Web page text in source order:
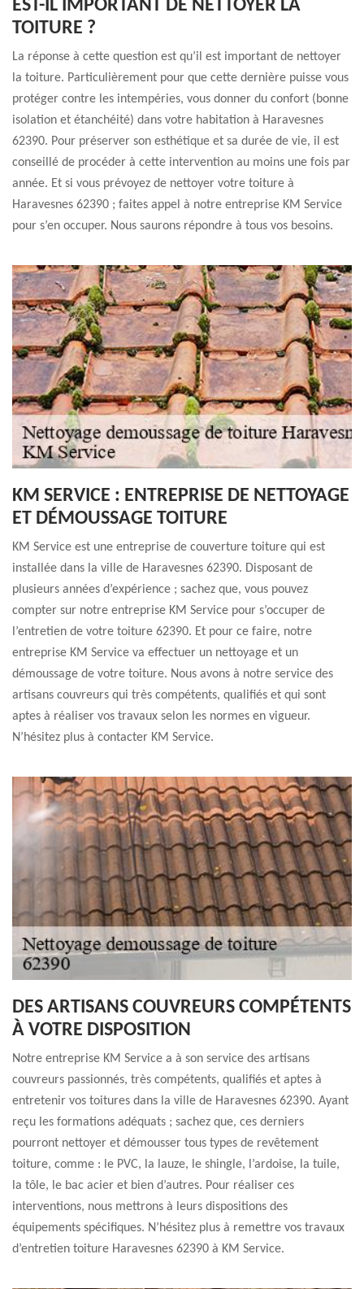
EST-IL IMPORTANT DE NETTOYER LA
TOITURE ?
La réponse à cette question est qu’il est important de nettoyer
la toiture. Particulièrement pour que cette dernière puisse vous
protéger contre les intempéries, vous donner du confort (bonne
isolation et étanchéité) dans votre habitation à Haravesnes
62390. Pour préserver son esthétique et sa durée de vie, il est
conseillé de procéder à cette intervention au moins une fois par
année. Et si vous prévoyez de nettoyer votre toiture à
Haravesnes 62390 ; faites appel à notre entreprise KM Service
pour s’en occuper. Nous saurons répondre à tous vos besoins.
KM SERVICE : ENTREPRISE DE NETTOYAGE
ET DÉMOUSSAGE TOITURE
KM Service est une entreprise de couverture toiture qui est
installée dans la ville de Haravesnes 62390. Disposant de
plusieurs années d’expérience ; sachez que, vous pouvez
compter sur notre entreprise KM Service pour s’occuper de
l’entretien de votre toiture 62390. Et pour ce faire, notre
entreprise KM Service va effectuer un nettoyage et un
démoussage de votre toiture. Nous avons à notre service des
artisans couvreurs qui très compétents, qualifiés et qui sont
aptes à réaliser vos travaux selon les normes en vigueur.
N’hésitez plus à contacter KM Service.
DES ARTISANS COUVREURS COMPÉTENTS
À VOTRE DISPOSITION
Notre entreprise KM Service a à son service des artisans
couvreurs passionnés, très compétents, qualifiés et aptes à
entretenir vos toitures dans la ville de Haravesnes 62390. Ayant
reçu les formations adéquats ; sachez que, ces derniers
pourront nettoyer et démousser tous types de revêtement
toiture, comme : le PVC, la lauze, le shingle, l’ardoise, la tuile,
la tôle, le bac acier et bien d’autres. Pour réaliser ces
interventions, nous mettrons à leurs dispositions des
équipements spécifiques. N’hésitez plus à remettre vos travaux
d’entretien toiture Haravesnes 62390 à KM Service.